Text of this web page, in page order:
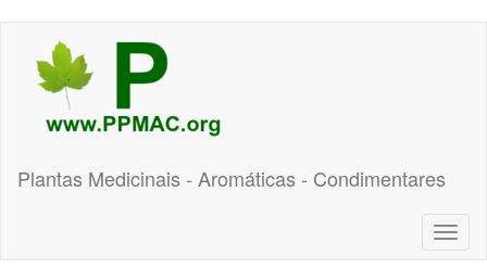
conteúdo
principal
Plantas Medicinais - Aromáticas - Condimentares